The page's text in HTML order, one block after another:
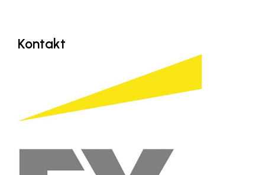
Kontakt